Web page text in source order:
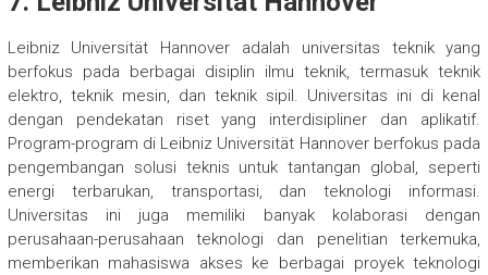
Leibniz Universität Hannover adalah universitas teknik yang
berfokus pada berbagai disiplin ilmu teknik, termasuk teknik
elektro, teknik mesin, dan teknik sipil. Universitas ini di kenal
dengan pendekatan riset yang interdisipliner dan aplikatif.
Program-program di Leibniz Universität Hannover berfokus pada
pengembangan solusi teknis untuk tantangan global, seperti
energi terbarukan, transportasi, dan teknologi informasi.
Universitas ini juga memiliki banyak kolaborasi dengan
perusahaan-perusahaan teknologi dan penelitian terkemuka,
memberikan mahasiswa akses ke berbagai proyek teknologi